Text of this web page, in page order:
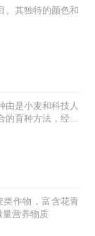
。其独特的颜色和
由是小麦和科技人
的育种方法，经过
作物，富含花青
量营养物质